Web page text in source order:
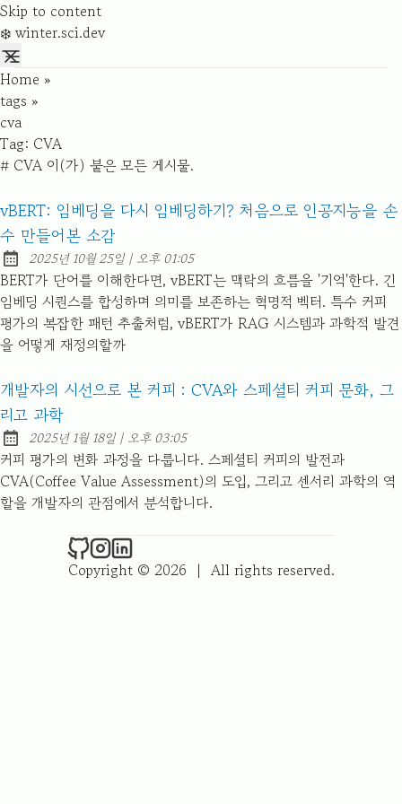
Skip to content
❄️ winter.sci.dev
Home »
tags »
cva
Tag: CVA
# CVA 이(가) 붙은 모든 게시물.
vBERT: 임베딩을 다시 임베딩하기? 처음으로 인공지능을 손
수 만들어본 소감
Published:
2025년 10월 25일| at
오후 01:05
BERT가 단어를 이해한다면, vBERT는 맥락의 흐름을 '기억'한다. 긴
임베딩 시퀀스를 합성하며 의미를 보존하는 혁명적 벡터. 특수 커피
평가의 복잡한 패턴 추출처럼, vBERT가 RAG 시스템과 과학적 발견
을 어떻게 재정의할까
개발자의 시선으로 본 커피 : CVA와 스페셜티 커피 문화, 그
리고 과학
Published:
2025년 1월 18일| at
오후 03:05
커피 평가의 변화 과정을 다룹니다. 스페셜티 커피의 발전과
CVA(Coffee Value Assessment)의 도입, 그리고 센서리 과학의 역
할을 개발자의 관점에서 분석합니다.
❄️ winter.sci.dev on Github
❄️ winter.sci.dev on Instagram
❄️ winter.sci.dev on LinkedIn
Copyright © 2026 | All rights reserved.